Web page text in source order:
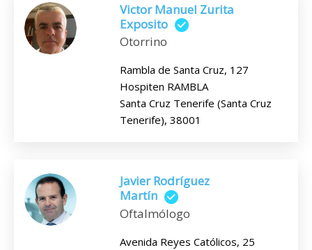
Victor Manuel Zurita
Exposito
Otorrino
Rambla de Santa Cruz, 127
Hospiten RAMBLA
Santa Cruz Tenerife (Santa Cruz
Tenerife), 38001
Javier Rodríguez
Martín
Oftalmólogo
Avenida Reyes Católicos, 25